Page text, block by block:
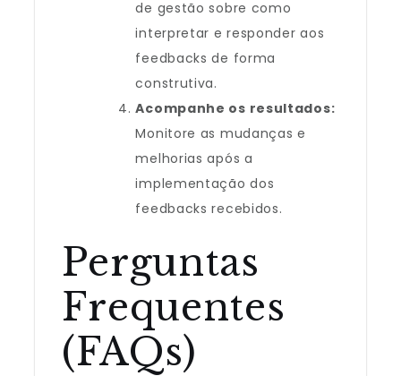
de gestão sobre como
interpretar e responder aos
feedbacks de forma
construtiva.
Acompanhe os resultados:
Monitore as mudanças e
melhorias após a
implementação dos
feedbacks recebidos.
Perguntas
Frequentes
(FAQs)